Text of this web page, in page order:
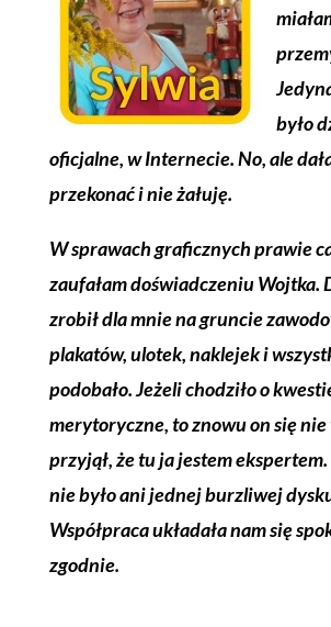
było
oficjalne, w Internecie. No, ale
przekonać i nie żałuję.
W sprawach graficznych prawie
zaufałam doświadczeniu Wojtka.
zrobił dla mnie na gruncie
plakatów, ulotek, naklejek i
podobało. Jeżeli chodziło o
merytoryczne, to znowu on się nie
przyjął, że tu ja jestem
nie było ani jednej burzliwej
Współpraca układała nam się
zgodnie.